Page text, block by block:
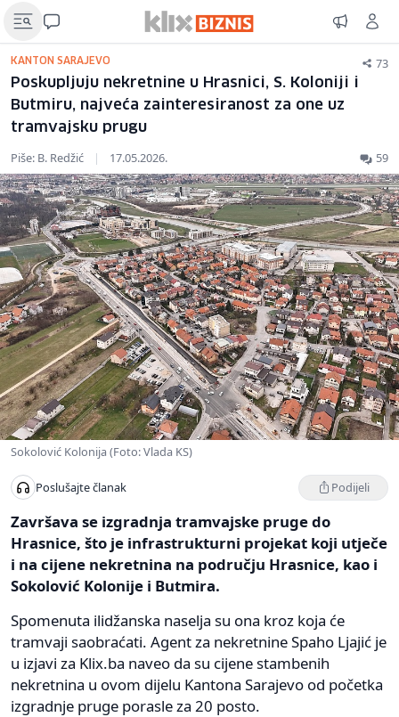
KANTON SARAJEVO 73
Poskupljuju nekretnine u Hrasnici, S. Koloniji i
Butmiru, najveća zainteresiranost za one uz
tramvajsku prugu
Piše: B. Redžić | 17.05.2026. 59
Sokolović Kolonija (Foto: Vlada KS)
Poslušajte članak Podijeli
Završava se izgradnja tramvajske pruge do
Hrasnice, što je infrastrukturni projekat koji utječe
i na cijene nekretnina na području Hrasnice, kao i
Sokolović Kolonije i Butmira.
Spomenuta ilidžanska naselja su ona kroz koja će
tramvaji saobraćati. Agent za nekretnine Spaho Ljajić je
u izjavi za Klix.ba naveo da su cijene stambenih
nekretnina u ovom dijelu Kantona Sarajevo od početka
izgradnje pruge porasle za 20 posto.